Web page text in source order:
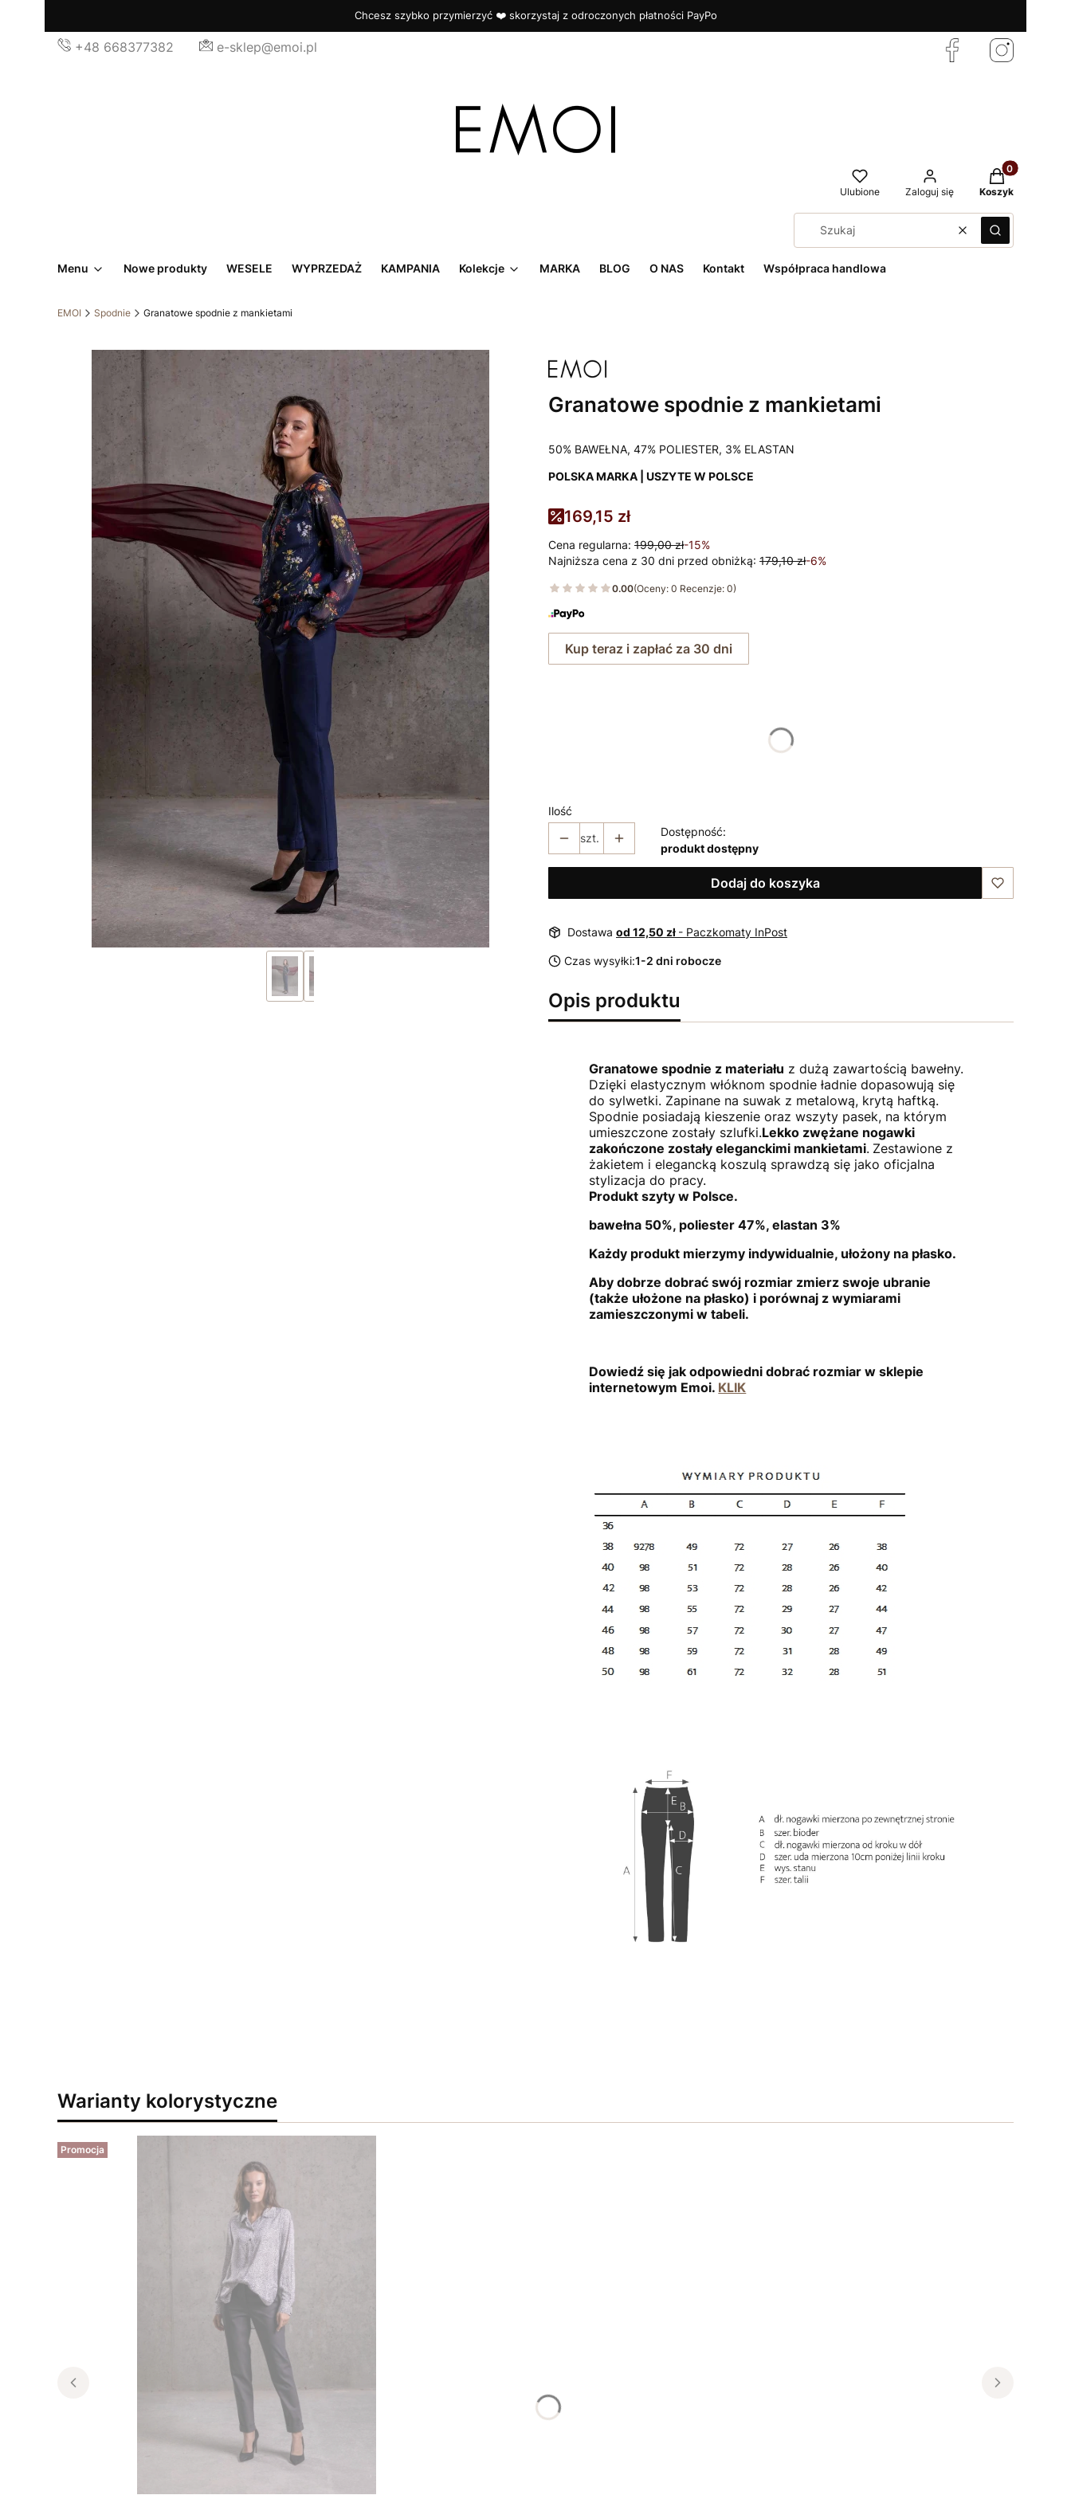
Chcesz szybko przymierzyć ❤️ skorzystaj z odroczonych płatności PayPo
+48 668377382 e-sklep@emoi.pl
Ulubione Zaloguj się
Produkty w
Koszyk
WyczyśćSzukaj
Menu Nowe produkty WESELE WYPRZEDAŻ KAMPANIA Kolekcje MARKA BLOG O NAS Kontakt Współpraca handlowa
EMOI Spodnie Granatowe spodnie z mankietami
Granatowe spodnie z mankietami
50% BAWEŁNA, 47% POLIESTER, 3% ELASTAN
POLSKA MARKA | USZYTE W POLSCE
169,15 zł
Cena regularna: 199,00 zł-15%
Najniższa cena z 30 dni przed obniżką: 179,10 zł-6%
0.00(Oceny: 0 Recenzje: 0)
Kup teraz i zapłać za 30 dni
Ilość
szt.
Dostępność:
produkt dostępny
Dodaj do koszyka
Dostawa od 12,50 zł - Paczkomaty InPost
Czas wysyłki:1-2 dni robocze
Opis produktu
Granatowe spodnie z materiału z dużą zawartością bawełny.
Dzięki elastycznym włóknom spodnie ładnie dopasowują się
do sylwetki. Zapinane na suwak z metalową, krytą haftką.
Spodnie posiadają kieszenie oraz wszyty pasek, na którym
umieszczone zostały szlufki.Lekko zwężane nogawki
zakończone zostały eleganckimi mankietami. Zestawione z
żakietem i elegancką koszulą sprawdzą się jako oficjalna
stylizacja do pracy.
Produkt szyty w Polsce.
bawełna 50%, poliester 47%, elastan 3%
Każdy produkt mierzymy indywidualnie, ułożony na płasko.
Aby dobrze dobrać swój rozmiar zmierz swoje ubranie
(także ułożone na płasko) i porównaj z wymiarami
zamieszczonymi w tabeli.
Dowiedź się jak odpowiedni dobrać rozmiar w sklepie
internetowym Emoi. KLIK
Warianty kolorystyczne
Promocja